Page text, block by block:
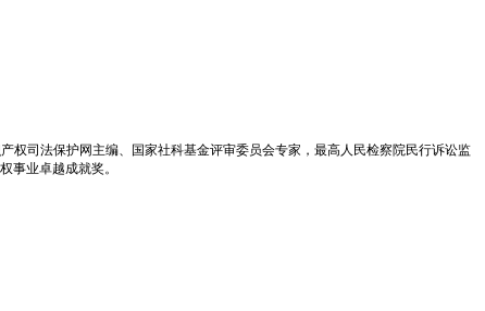
权司法保护网主编、国家社科基金评审委员会专家，最高人民检察院民行诉讼监
事业卓越成就奖。